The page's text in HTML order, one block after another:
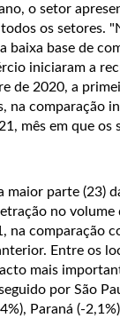
o setor
os setores.
baixa base de
iniciaram a
de 2020, a
na comparação
mês em que os
maior parte (23)
no volume
na comparação
Entre os
mais
por São
Paraná (-